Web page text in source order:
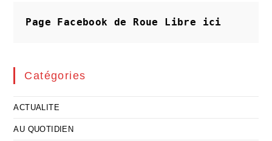
Page Facebook de Roue Libre ici
Catégories
ACTUALITE
AU QUOTIDIEN